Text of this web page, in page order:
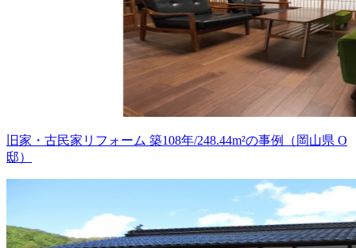
旧家・古民家リフォーム 築108年/248.44m²の事例（岡山県 O
邸）